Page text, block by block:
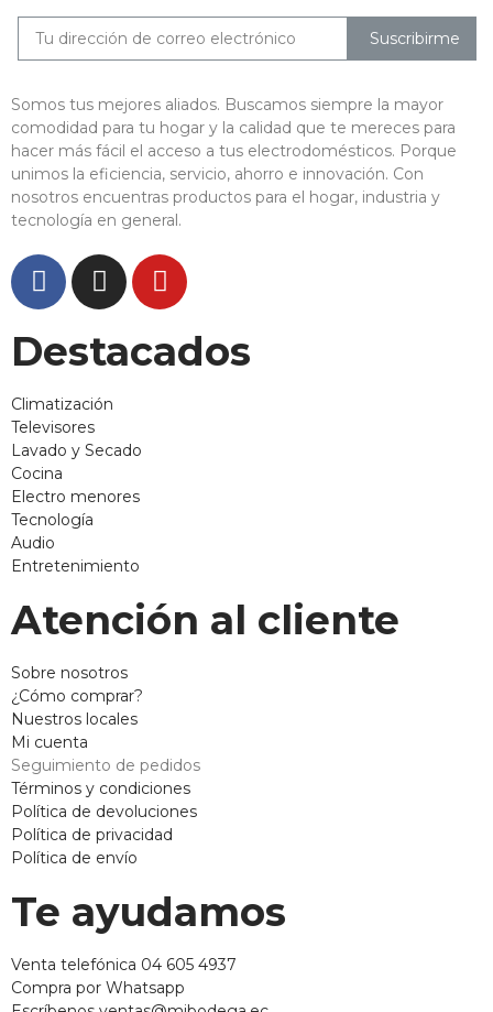
Suscribirme
Somos tus mejores aliados. Buscamos siempre la mayor
comodidad para tu hogar y la calidad que te mereces para
hacer más fácil el acceso a tus electrodomésticos. Porque
unimos la eficiencia, servicio, ahorro e innovación. Con
nosotros encuentras productos para el hogar, industria y
tecnología en general.
Destacados
Climatización
Televisores
Lavado y Secado
Cocina
Electro menores
Tecnología
Audio
Entretenimiento
Atención al cliente
Sobre nosotros
¿Cómo comprar?
Nuestros locales
Mi cuenta
Seguimiento de pedidos
Términos y condiciones
Política de devoluciones
Política de privacidad
Política de envío
Te ayudamos
Venta telefónica 04 605 4937
Compra por Whatsapp